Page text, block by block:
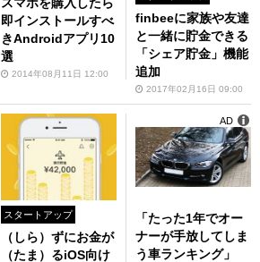
即インストールすべ
きAndroidアプリ10
選
2014年08月11日 12:00
finbeeに家族や友達
と一緒に貯金できる
「シェア貯金」機能
追加
2017年02月16日 09:00
スタートアップ
（しら）ずにお金が
（たま）るiOS向け
「たった1年でオー
ナーが手放してしま
う車ランキング」
AD